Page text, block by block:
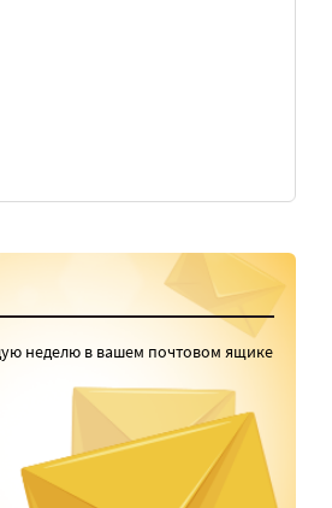
неделю в вашем почтовом ящике